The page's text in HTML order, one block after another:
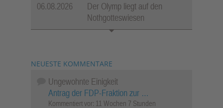
06.08.2026
Der Olymp liegt auf den
Nothgotteswiesen
NEUESTE KOMMENTARE
Ungewohnte Einigkeit
Antrag der FDP-Fraktion zur …
Kommentiert vor: 11 Wochen 7 Stunden